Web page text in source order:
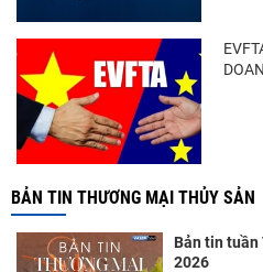
BẢN TIN THƯƠNG MẠI THỦY SẢN
Bản tin tuần
2026